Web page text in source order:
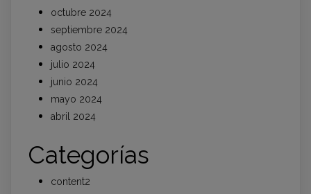
octubre 2024
septiembre 2024
agosto 2024
julio 2024
junio 2024
mayo 2024
abril 2024
Categorías
content2